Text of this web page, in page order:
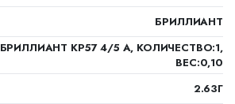
БРИЛЛИАНТ
БРИЛЛИАНТ КР57 4/5 А, КОЛИЧЕСТВО:1,
ВЕС:0,10
2.63Г